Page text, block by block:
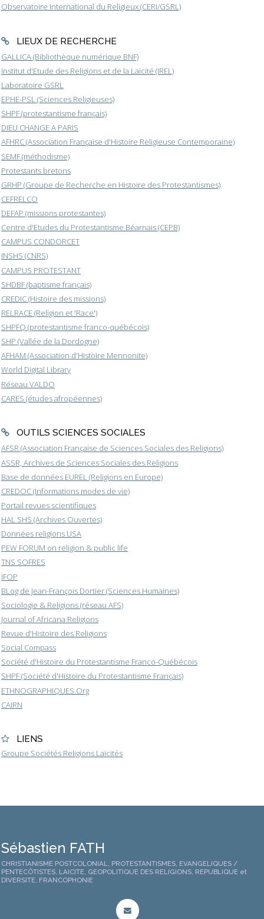
Observatoire International du Religieux (CERI/GSRL)
LIEUX DE RECHERCHE
GALLICA (Bibliothèque numérique BNF)
Institut d'Etude des Religions et de la Laïcité (IREL)
Laboratoire GSRL
EPHE-PSL (Sciences Religieuses)
SHPF (protestantisme français)
DIEU CHANGE A PARIS
AFHRC (Association Française d'Histoire Religieuse Contemporaine)
SEMF (méthodisme)
Protestants bretons
GRHP (Groupe de Recherche en Histoire des Protestantismes)
CEFRELCO
DEFAP (missions protestantes)
Centre d'Etudes du Protestantisme Béarnais (CEPB)
CAMPUS CONDORCET
INSHS (CNRS)
CAMPUS PROTESTANT
SHDBF (baptisme français)
CREDIC (Histoire des missions)
RELRACE (Religion et 'Race')
SHPFQ (protestantisme franco-québécois)
SHP (Vallée de la Dordogne)
AFHAM (Association d'Histoire Mennonite)
World Digital Library
Réseau VALDO
CARES (études afropéennes)
OUTILS SCIENCES SOCIALES
AFSR (Association Française de Sciences Sociales des Religions)
ASSR, Archives de Sciences Sociales des Religions
Base de données EUREL (Religions en Europe)
CREDOC (Informations modes de vie)
Portail revues scientifiques
HAL SHS (Archives Ouvertes)
Données religions USA
PEW FORUM on religion & public life
TNS SOFRES
IFOP
BLog de Jean-François Dortier (Sciences Humaines)
Sociologie & Religions (réseau AFS)
Journal of Africana Religions
Revue d'Histoire des Religions
Social Compass
Société d'Histoire du Protestantisme Franco-Québécois
SHPF (Société d'Histoire du Protestantisme Français)
ETHNOGRAPHIQUES.Org
CAIRN
LIENS
Groupe Sociétés Religions Laïcités
Sébastien FATH
CHRISTIANISME POSTCOLONIAL, PROTESTANTISMES, EVANGELIQUES /
PENTECÔTISTES, LAICITE, GEOPOLITIQUE DES RELIGIONS, REPUBLIQUE et
DIVERSITE, FRANCOPHONIE